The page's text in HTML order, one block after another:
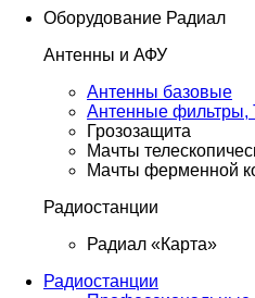
Оборудование Радиал
Антенны и АФУ
Антенны базовые
Антенные фильтры,
Грозозащита
Мачты
Мачты ферменной
Радиостанции
Радиал «Карта»
Радиостанции